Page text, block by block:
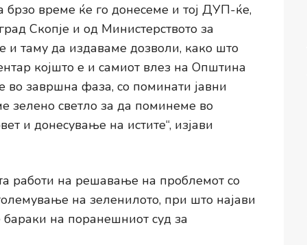
време ќе го донесеме и тој ДУП-ќе,
Скопје и од Министерството за
и таму да издаваме дозволи, како што
којшто е и самиот влез на Општина
завршна фаза, со поминати јавни
зелено светло за да поминеме во
и донесување на истите“, изјави
работи на решавање на проблемот со
на зеленилото, при што најави
бараки на поранешниот суд за